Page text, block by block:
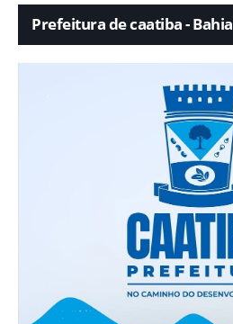
Prefeitura de caatiba - Bahia